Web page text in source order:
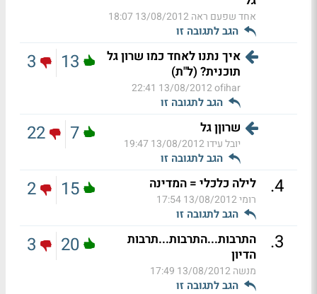
אחד שפעם ראה13/08/2012 18:07
הגב לתגובה זו
איך נתנו לאחד כמו שרון גל
תוכנית? (ל"ת)
ofihar
13/08/2012 22:41
הגב לתגובה זו
13
3
שרוןן גל
יובל עידו13/08/2012 19:47
הגב לתגובה זו
7
22
4
. לילה כלכלי = המדינה
רומי13/08/2012 17:54
הגב לתגובה זו
15
2
3
.
התרבות...התרבות...תרבות
הדיון
מנשה13/08/2012 17:49
הגב לתגובה זו
20
3